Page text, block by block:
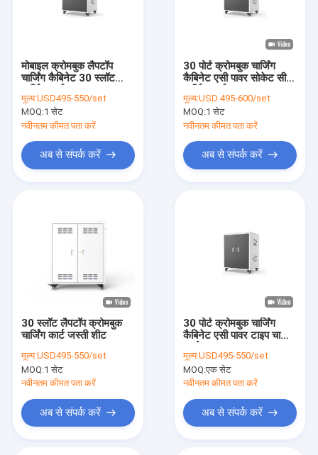
मोबाइल क्रोमबुक लैपटॉप
चार्जिंग कैबिनेट 30 स्लॉट
मूल्य:USD495-550/set
MOQ:1 सेट
नवीनतम कीमत पता करें
अब से संपर्क करें
30 पोर्ट क्रोमबुक चार्जिंग
कैबिनेट एसी पावर सोकेट सीधे
मूल्य:USD 495-600/set
MOQ:1 सेट
नवीनतम कीमत पता करें
अब से संपर्क करें
30 स्लॉट लैपटॉप क्रोमबुक
चार्जिंग कार्ट जस्ती शीट
मूल्य:USD495-550/set
MOQ:1 सेट
नवीनतम कीमत पता करें
अब से संपर्क करें
30 पोर्ट क्रोमबुक चार्जिंग
कैबिनेट एसी पावर टाइप चार्जिंग
मूल्य:USD495-550/set
MOQ:एक सेट
नवीनतम कीमत पता करें
अब से संपर्क करें